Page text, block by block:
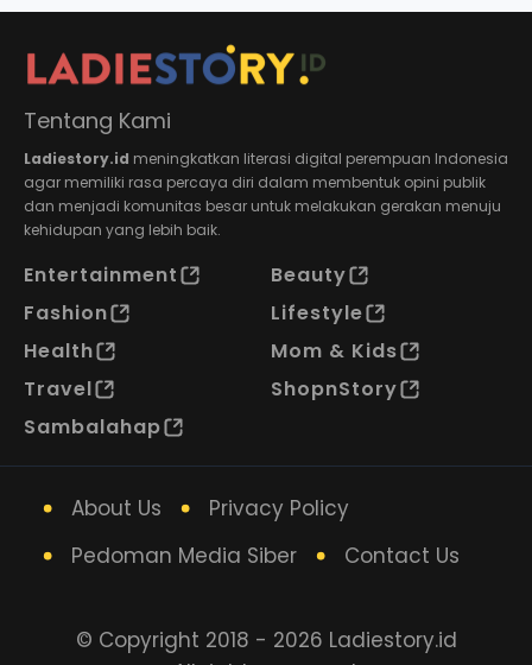
Tentang Kami
Ladiestory.id meningkatkan literasi digital perempuan Indonesia
agar memiliki rasa percaya diri dalam membentuk opini publik
dan menjadi komunitas besar untuk melakukan gerakan menuju
kehidupan yang lebih baik.
Entertainment
Beauty
Fashion
Lifestyle
Health
Mom & Kids
Travel
ShopnStory
Sambalahap
About Us
Privacy Policy
Pedoman Media Siber
Contact Us
© Copyright 2018 - 2026 Ladiestory.id